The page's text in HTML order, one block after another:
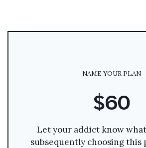
NAME YOUR PLAN
$60
Let your addict know
subsequently choosing this